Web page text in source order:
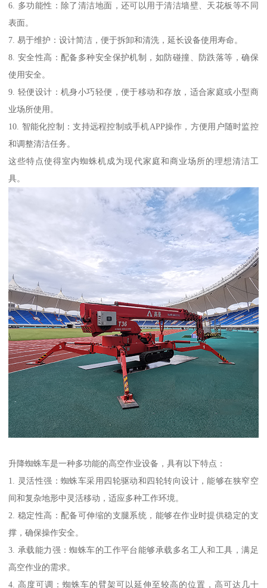
6. 多功能性：除了清洁地面，还可以用于清洁墙壁、天花板等不同
表面。
7. 易于维护：设计简洁，便于拆卸和清洗，延长设备使用寿命。
8. 安全性高：配备多种安全保护机制，如防碰撞、防跌落等，确保
使用安全。
9. 轻便设计：机身小巧轻便，便于移动和存放，适合家庭或小型商
业场所使用。
10. 智能化控制：支持远程控制或手机APP操作，方便用户随时监控
和调整清洁任务。
这些特点使得室内蜘蛛机成为现代家庭和商业场所的理想清洁工
具。
升降蜘蛛车是一种多功能的高空作业设备，具有以下特点：
1. 灵活性强：蜘蛛车采用四轮驱动和四轮转向设计，能够在狭窄空
间和复杂地形中灵活移动，适应多种工作环境。
2. 稳定性高：配备可伸缩的支腿系统，能够在作业时提供稳定的支
撑，确保操作安全。
3. 承载能力强：蜘蛛车的工作平台能够承载多名工人和工具，满足
高空作业的需求。
4. 高度可调：蜘蛛车的臂架可以延伸至较高的位置，高可达几十